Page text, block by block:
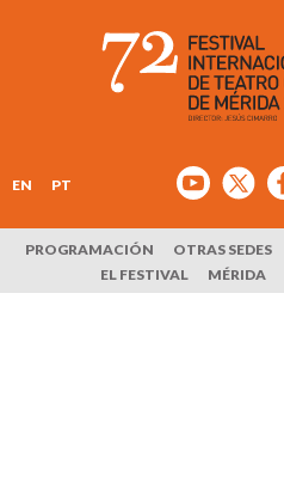
EN PT
PROGRAMACIÓN OTRAS SEDES
EL FESTIVAL
MÉRIDA